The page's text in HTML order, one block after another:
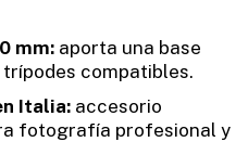
mm: aporta una base
compatibles.
Italia: accesorio
fotografía profesional y